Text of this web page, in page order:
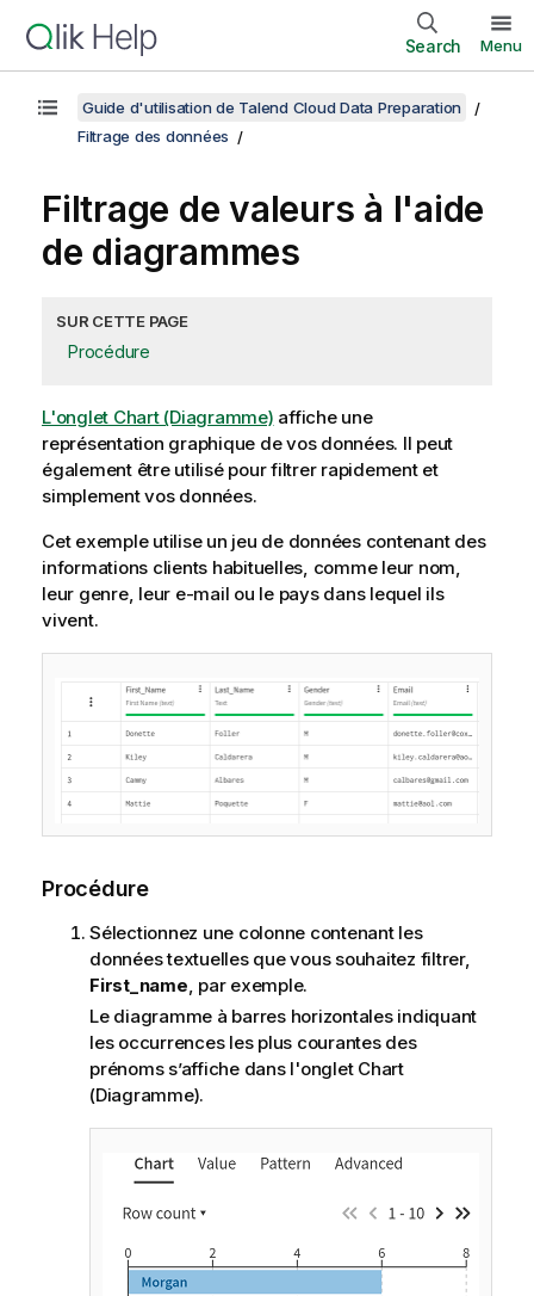
Search Menu
Guide d'utilisation de Talend Cloud Data Preparation
Filtrage des données
Filtrage de valeurs à l'aide
de diagrammes
SUR CETTE PAGE
Procédure
L'onglet Chart (Diagramme) affiche une
représentation graphique de vos données. Il peut
également être utilisé pour filtrer rapidement et
simplement vos données.
Cet exemple utilise un jeu de données contenant des
informations clients habituelles, comme leur nom,
leur genre, leur e-mail ou le pays dans lequel ils
vivent.
Procédure
Sélectionnez une colonne contenant les
données textuelles que vous souhaitez filtrer,
First_name , par exemple.
Le diagramme à barres horizontales indiquant
les occurrences les plus courantes des
prénoms s’affiche dans l'onglet Chart
(Diagramme).